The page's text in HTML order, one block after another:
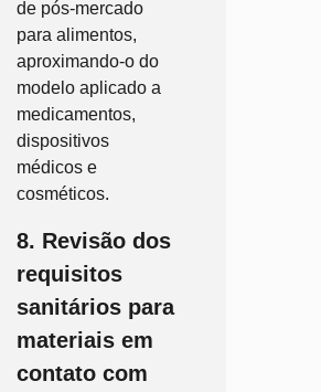
de pós-mercado
para alimentos,
aproximando-o do
modelo aplicado a
medicamentos,
dispositivos
médicos e
cosméticos.
8. Revisão dos
requisitos
sanitários para
materiais em
contato com